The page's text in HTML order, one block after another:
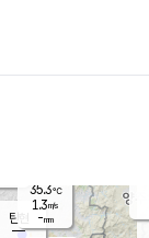
탄현
35.3℃
1.3m/s
-mm